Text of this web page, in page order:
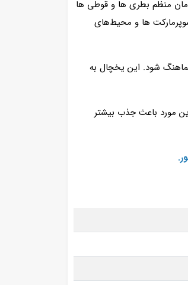
چیدمان منظم بطری‌ ها و قوطی‌ ها
ها، سوپرمارکت‌ ها و محیط‌های
شود. این یخچال به
مورد باعث جذب بیشتر